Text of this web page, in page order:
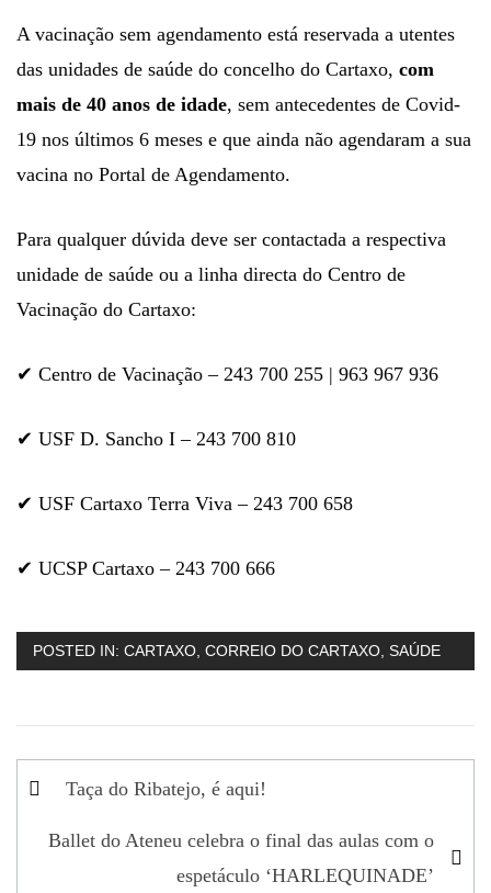
A vacinação sem agendamento está reservada a utentes
das unidades de saúde do concelho do Cartaxo, com
mais de 40 anos de idade, sem antecedentes de Covid-
19 nos últimos 6 meses e que ainda não agendaram a sua
vacina no Portal de Agendamento.
Para qualquer dúvida deve ser contactada a respectiva
unidade de saúde ou a linha directa do Centro de
Vacinação do Cartaxo:
✔ Centro de Vacinação – 243 700 255 | 963 967 936
✔ USF D. Sancho I – 243 700 810
✔ USF Cartaxo Terra Viva – 243 700 658
✔ UCSP Cartaxo – 243 700 666
POSTED IN: CARTAXO CORREIO DO CARTAXO SAÚDE
Navegação
artigos
Taça do Ribatejo, é aqui!
Ballet do Ateneu celebra o final das aulas com o
espetáculo ‘HARLEQUINADE’